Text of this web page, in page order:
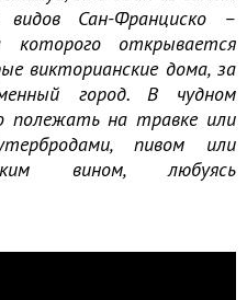
Сан-Франциско –
открывается
викторианские дома, за
город. В чудном
полежать на травке или
пивом или
вином, любуясь